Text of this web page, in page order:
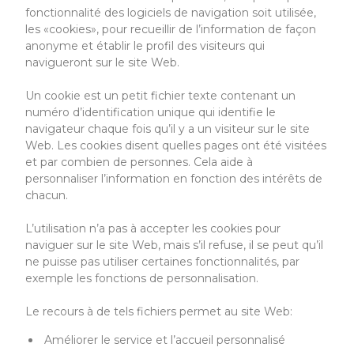
fonctionnalité des logiciels de navigation soit utilisée,
les «cookies», pour recueillir de l’information de façon
anonyme et établir le profil des visiteurs qui
navigueront sur le site Web.
Un cookie est un petit fichier texte contenant un
numéro d’identification unique qui identifie le
navigateur chaque fois qu’il y a un visiteur sur le site
Web. Les cookies disent quelles pages ont été visitées
et par combien de personnes. Cela aide à
personnaliser l’information en fonction des intérêts de
chacun.
L’utilisation n’a pas à accepter les cookies pour
naviguer sur le site Web, mais s’il refuse, il se peut qu’il
ne puisse pas utiliser certaines fonctionnalités, par
exemple les fonctions de personnalisation.
Le recours à de tels fichiers permet au site Web:
Améliorer le service et l’accueil personnalisé